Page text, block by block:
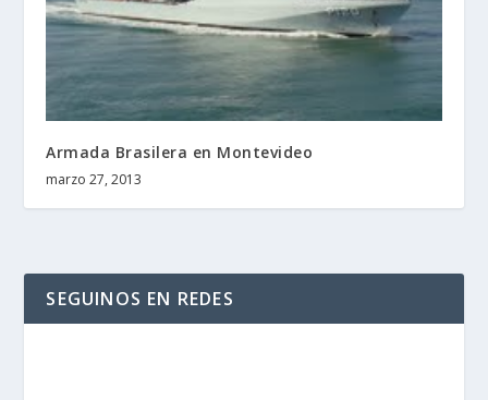
Armada Brasilera en Montevideo
marzo 27, 2013
SEGUINOS EN REDES